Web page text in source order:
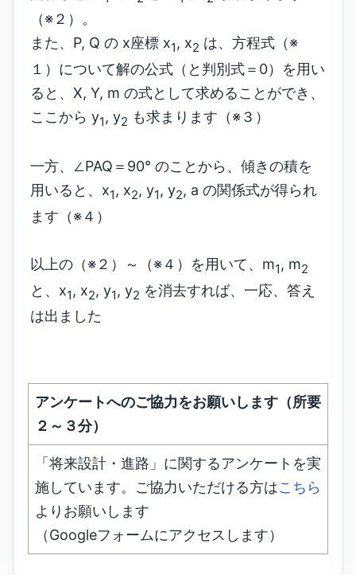
（※２）。
また、P, Q の x座標 x1 , x2 は、方程式（※
１）について解の公式（と判別式＝0）を用い
ると、X, Y, m の式として求めることができ、
ここから y1 , y2 も求まります（※３）
一方、∠PAQ＝90° のことから、傾きの積を
用いると、x1, x2, y1, y2, a の関係式が得られ
ます（※４）
以上の（※２）～（※４）を用いて、m1 , m2
と、x1 , x2, y1 , y2 を消去すれば、一応、答え
は出ました
アンケートへのご協力をお願いします（所要
２～３分）
「将来設計・進路」に関するアンケートを実
施しています。ご協力いただける方はこちら
よりお願いします
（Googleフォームにアクセスします）